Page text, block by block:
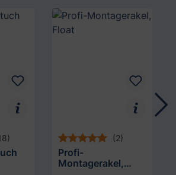
(2)
Profi-
Montagerakel,